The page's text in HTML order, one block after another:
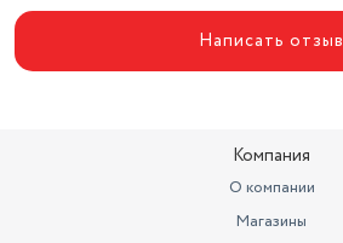
Написать отзыв
Компания
О компании
Магазины